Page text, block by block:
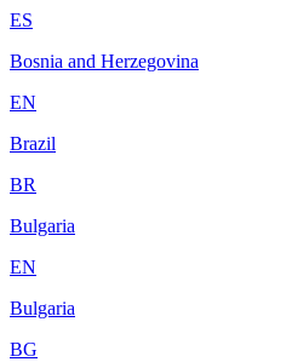
ES
Bosnia and Herzegovina
EN
Brazil
BR
Bulgaria
EN
Bulgaria
BG